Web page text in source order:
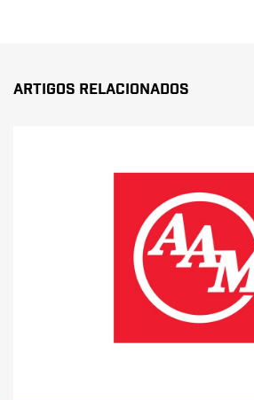
Artigos Relacionados